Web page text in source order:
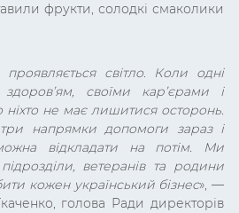
фрукти, солодкі смаколики
світло. Коли одні
своїми кар’єрами і
ніхто не має лишитися осторонь.
напрямки допомоги зараз і
відкладати на потім. Ми
ветеранів та родини
кожен український бізнес», —
голова Ради директорів